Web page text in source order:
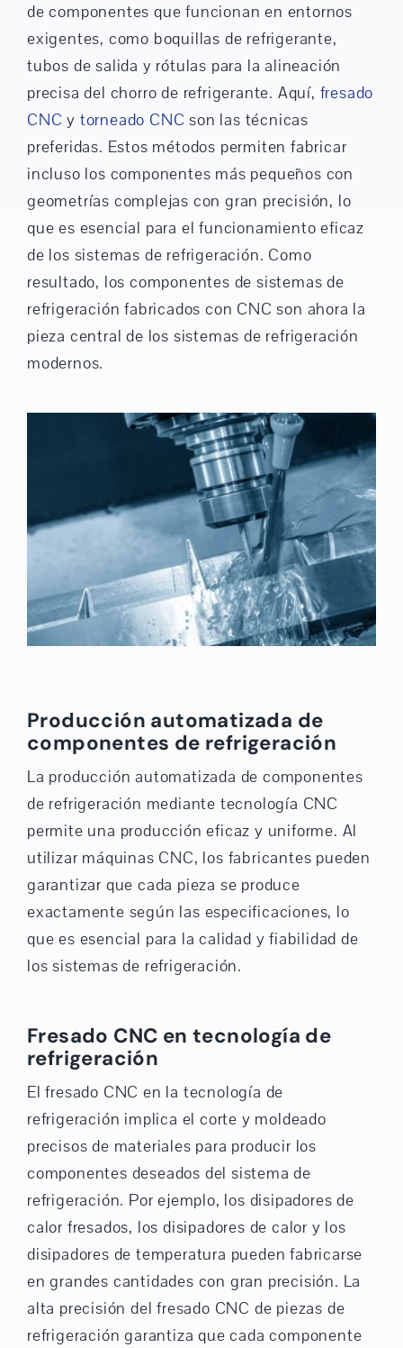
de componentes que funcionan en entornos
exigentes, como boquillas de refrigerante,
tubos de salida y rótulas para la alineación
precisa del chorro de refrigerante. Aquí, fresado
CNC y torneado CNC son las técnicas
preferidas. Estos métodos permiten fabricar
incluso los componentes más pequeños con
geometrías complejas con gran precisión, lo
que es esencial para el funcionamiento eficaz
de los sistemas de refrigeración. Como
resultado, los componentes de sistemas de
refrigeración fabricados con CNC son ahora la
pieza central de los sistemas de refrigeración
modernos.
Producción automatizada de
componentes de refrigeración
La producción automatizada de componentes
de refrigeración mediante tecnología CNC
permite una producción eficaz y uniforme. Al
utilizar máquinas CNC, los fabricantes pueden
garantizar que cada pieza se produce
exactamente según las especificaciones, lo
que es esencial para la calidad y fiabilidad de
los sistemas de refrigeración.
Fresado CNC en tecnología de
refrigeración
El fresado CNC en la tecnología de
refrigeración implica el corte y moldeado
precisos de materiales para producir los
componentes deseados del sistema de
refrigeración. Por ejemplo, los disipadores de
calor fresados, los disipadores de calor y los
disipadores de temperatura pueden fabricarse
en grandes cantidades con gran precisión. La
alta precisión del fresado CNC de piezas de
refrigeración garantiza que cada componente